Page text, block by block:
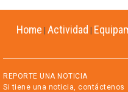
Home Actividad
REPORTE UNA NOTICIA
Si tiene una noticia, contáctenos